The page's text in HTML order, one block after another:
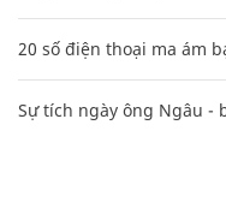
20 số điện thoại ma ám
Sự tích ngày ông Ngâu -